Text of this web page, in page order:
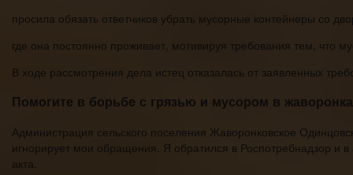
просила обязать ответчиков убрать мусорные контейнеры со
где она постоянно проживает, мотивируя требования тем, что
В ходе рассмотрения дела истец отказалась от заявленных
Помогите в борьбе с грязью и мусором в
Администрация сельского поселения Жаворонковское
игнорирует мои обращения. Я обратился в Роспотребнадзор и
акта.